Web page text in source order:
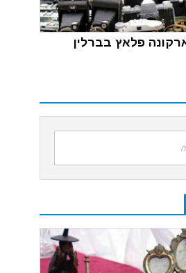
פלאץ בברלין